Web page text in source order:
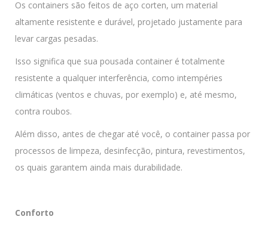
Os containers são feitos de aço corten, um material
altamente resistente e durável, projetado justamente para
levar cargas pesadas.
Isso significa que sua pousada container é totalmente
resistente a qualquer interferência, como intempéries
climáticas (ventos e chuvas, por exemplo) e, até mesmo,
contra roubos.
Além disso, antes de chegar até você, o container passa por
processos de limpeza, desinfecção, pintura, revestimentos,
os quais garantem ainda mais durabilidade.
Conforto